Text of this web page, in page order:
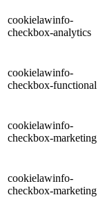
cookielawinfo-
checkbox-analytics
cookielawinfo-
checkbox-functional
cookielawinfo-
checkbox-marketing
cookielawinfo-
checkbox-marketing